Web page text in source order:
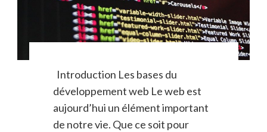
Introduction Les bases du
développement web Le web est
aujourd’hui un élément important
de notre vie. Que ce soit pour